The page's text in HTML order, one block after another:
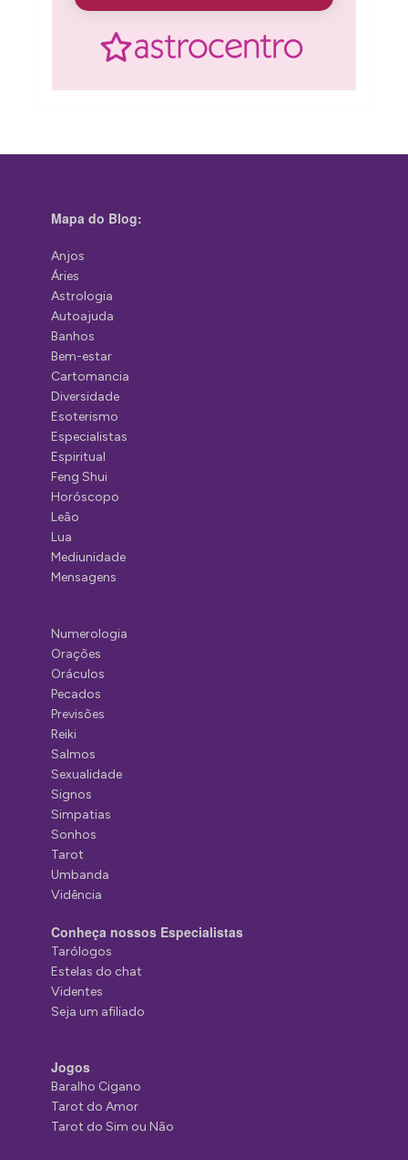
Mapa do Blog:
Anjos
Áries
Astrologia
Autoajuda
Banhos
Bem-estar
Cartomancia
Diversidade
Esoterismo
Especialistas
Espiritual
Feng Shui
Horóscopo
Leão
Lua
Mediunidade
Mensagens
Numerologia
Orações
Oráculos
Pecados
Previsões
Reiki
Salmos
Sexualidade
Signos
Simpatias
Sonhos
Tarot
Umbanda
Vidência
Conheça nossos Especialistas
Tarólogos
Estelas do chat
Videntes
Seja um afiliado
Jogos
Baralho Cigano
Tarot do Amor
Tarot do Sim ou Não